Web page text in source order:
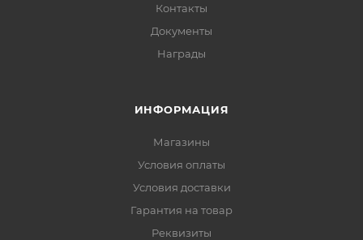
Контакты
Документы
Награды
ИНФОРМАЦИЯ
Магазины
Условия оплаты
Условия доставки
Гарантия на товар
Реквизиты